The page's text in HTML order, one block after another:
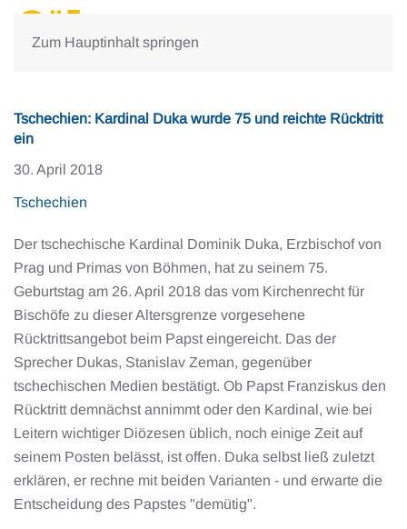
Zum Hauptinhalt springen
Tschechien: Kardinal Duka wurde 75 und reichte Rücktritt
ein
30. April 2018
Tschechien
Der tschechische Kardinal Dominik Duka, Erzbischof von
Prag und Primas von Böhmen, hat zu seinem 75.
Geburtstag am 26. April 2018 das vom Kirchenrecht für
Bischöfe zu dieser Altersgrenze vorgesehene
Rücktrittsangebot beim Papst eingereicht. Das der
Sprecher Dukas, Stanislav Zeman, gegenüber
tschechischen Medien bestätigt. Ob Papst Franziskus den
Rücktritt demnächst annimmt oder den Kardinal, wie bei
Leitern wichtiger Diözesen üblich, noch einige Zeit auf
seinem Posten belässt, ist offen. Duka selbst ließ zuletzt
erklären, er rechne mit beiden Varianten - und erwarte die
Entscheidung des Papstes "demütig".